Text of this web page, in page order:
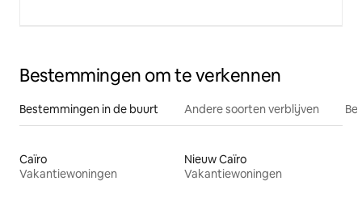
Bestemmingen om te verkennen
Bestemmingen in de buurt Andere soorten verblijven
Caïro
Vakantiewoningen
Nieuw Caïro
Vakantiewoningen